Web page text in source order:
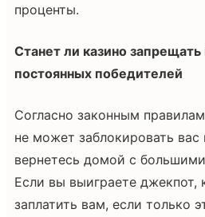
проценты.
Станет ли казино
постоянных победителей
Согласно законным
не может заблокировать вас
вернетесь домой с
Если вы выиграете джекпот,
заплатить вам, если только